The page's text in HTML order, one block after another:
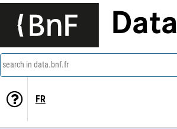
Data
search in data.bnf.fr
FR